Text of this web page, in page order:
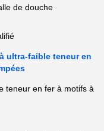
de douche
ultra-faible teneur en
teneur en fer à motifs à